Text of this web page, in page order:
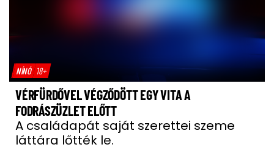
NÍNÓ 18+
VÉRFÜRDŐVEL VÉGZŐDÖTT EGY VITA A
FODRÁSZÜZLET ELŐTT
A családapát saját szerettei szeme
láttára lőtték le.